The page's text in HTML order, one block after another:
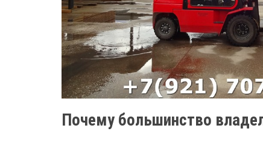
Почему большинство